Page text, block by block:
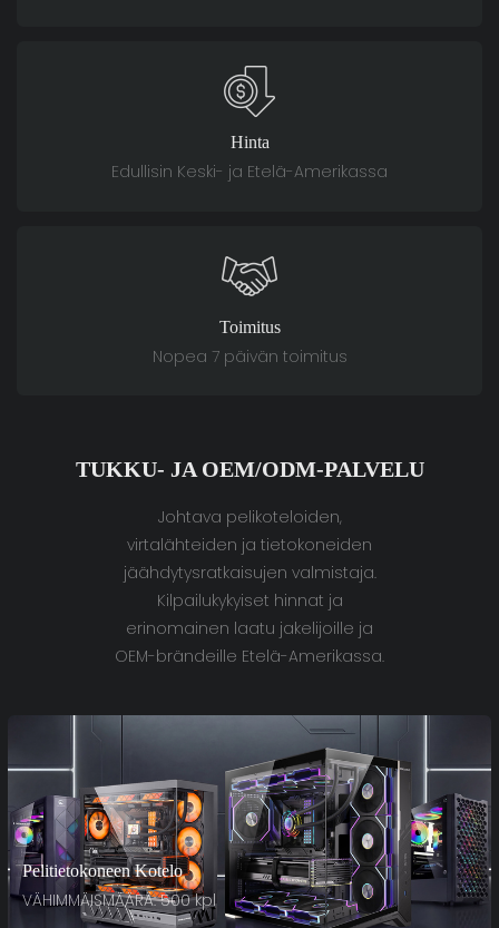
Hinta
Edullisin Keski- ja Etelä-Amerikassa
Toimitus
Nopea 7 päivän toimitus
TUKKU- JA OEM/ODM-PALVELU
Johtava pelikoteloiden,
virtalähteiden ja tietokoneiden
jäähdytysratkaisujen valmistaja.
Kilpailukykyiset hinnat ja
erinomainen laatu jakelijoille ja
OEM-brändeille Etelä-Amerikassa.
Pelitietokoneen Kotelo
VÄHIMMÄISMÄÄRÄ: 500 kpl